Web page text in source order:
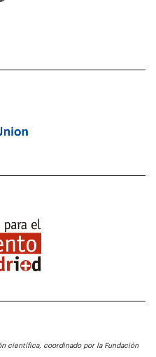
científica, coordinado por la Fundación